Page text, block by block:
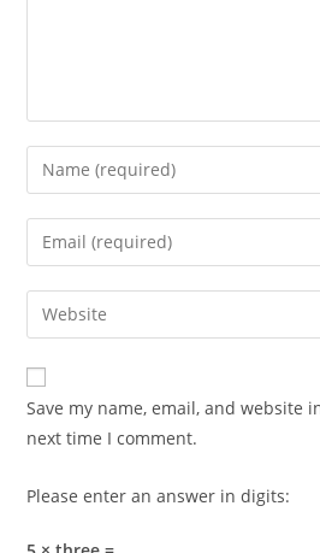
Enter
your
name
comment
Enter
your
email
address
comment
Enter
your
website
URL
(optional)
Save my name, email, and website
next time I comment.
Please enter an answer in digits: